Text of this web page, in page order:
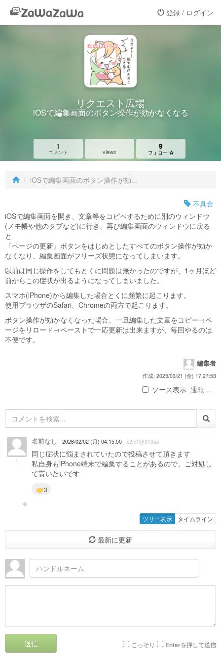
登録 / ログイン
リクエスト広場
iOSで編集画面のボタン操作が効かなくなる
1
コメント views
9
フォロー
iOSで編集画面のボタン操作が効...
不具合
iOSで編集画面を開き、文章等をコピペするために別のウィンドウ
(メモ帳や他のタブなど)に行き、再び編集画面のウィンドウに戻る
と
『ページの更新』ボタンをはじめとしたすべてのボタン操作が効か
なくなり、編集画面がフリーズ状態になってしまいます。
以前は同じ操作をしてもとくに問題は無かったのですが、1ヶ月ほど
前からこの症状が出るようになってしまいました。
スマホ(iPhone)から編集した場合とくに頻繁に起こります。
使用ブラウザのSafari、Chromeの両方で起こります。
ボタン操作が効かなくなった場合、一旦編集した文章をコピー→ペ
ージをリロード→ペーストで一応更新は出来ますが、毎回やるのは
不便です。
編集者
作成: 2025/03/21 (金) 17:27:53
ソース表示 通報 ...
1
名前なし 2026/02/02 (月) 04:15:50 c2fc1@310a5
同じ症状に悩まされていたので投稿させて頂きます
私自身もiPhone端末で編集することがあるので、ご対処し
て貰いたいです
3
ツリー表示 タイムライン
最新に更新
送信 こっそり Enterを押して送信